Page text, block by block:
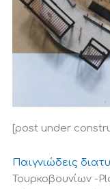
[post under
Παιγνιώδεις
Τουρκοβουνίων -